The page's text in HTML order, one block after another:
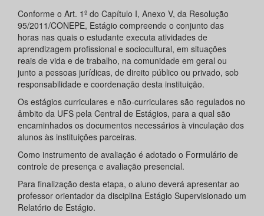
Conforme o Art. 1º do Capítulo I, Anexo V, da Resolução
95/2011/CONEPE, Estágio compreende o conjunto das
horas nas quais o estudante executa atividades de
aprendizagem profissional e sociocultural, em situações
reais de vida e de trabalho, na comunidade em geral ou
junto a pessoas jurídicas, de direito público ou privado, sob
responsabilidade e coordenação desta instituição.
Os estágios curriculares e não-curriculares são regulados no
âmbito da UFS pela Central de Estágios, para a qual são
encaminhados os documentos necessários à vinculação dos
alunos às instituições parceiras.
Como instrumento de avaliação é adotado o Formulário de
controle de presença e avaliação presencial.
Para finalização desta etapa, o aluno deverá apresentar ao
professor orientador da disciplina Estágio Supervisionado um
Relatório de Estágio.